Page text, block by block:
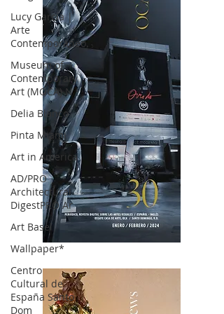
Lucy García |
Arte
Contemporáneo.
Museum of
Contemporary
Art (MOCA) N
Delia Blanco
Pinta Miami
Art in America
AD/PRO
Architectural
DigestPRO Ar
Art Basel
Wallpaper*
Centro
Cultural de
España Santo
Dom
OCA|News 30 /Enero-Febrero / 2024